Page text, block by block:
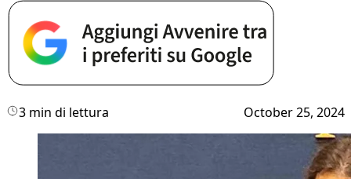
3 min di lettura October 25, 2024